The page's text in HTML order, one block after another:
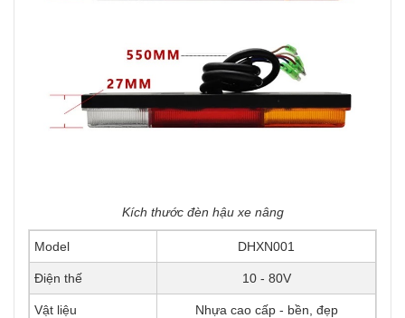
Kích thước đèn hậu xe nâng
Model DHXN001
Điện thế 10 - 80V
Vật liệu Nhựa cao cấp - bền, đẹp